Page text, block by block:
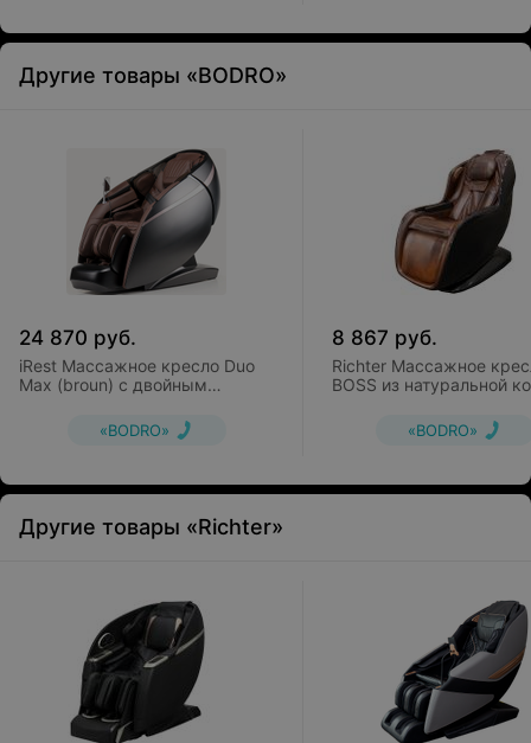
Другие товары «BODRO»
24 870 руб.
iRest Массажное кресло Duo
Max (broun) с двойным
механизмом«BODRO»
8 867 руб.
Richter Массажное
BOSS из натуральной
«BODRO»
Другие товары «Richter»